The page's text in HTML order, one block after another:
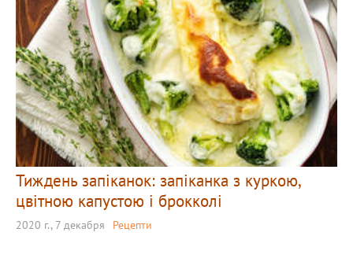
Тиждень запіканок: запіканка з куркою,
цвітною капустою і брокколі
2020 г., 7 декабря Рецепти